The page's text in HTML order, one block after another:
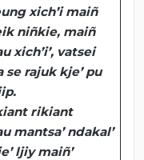
xich’i maiñ
niñkie, maiñ
xich’i’, vatsei
se rajuk kje’pu
.
rikiant
mantsa’ndakal’
’ljiy maiñ’